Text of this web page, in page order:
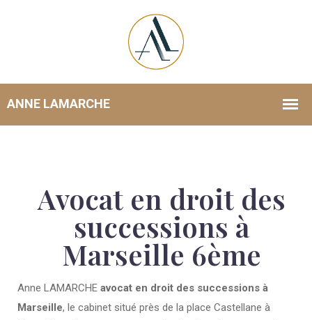
Avocat en droit des
successions à
Marseille 6ème
Anne LAMARCHE avocat en droit des successions à
Marseille, le cabinet situé près de la place Castellane à